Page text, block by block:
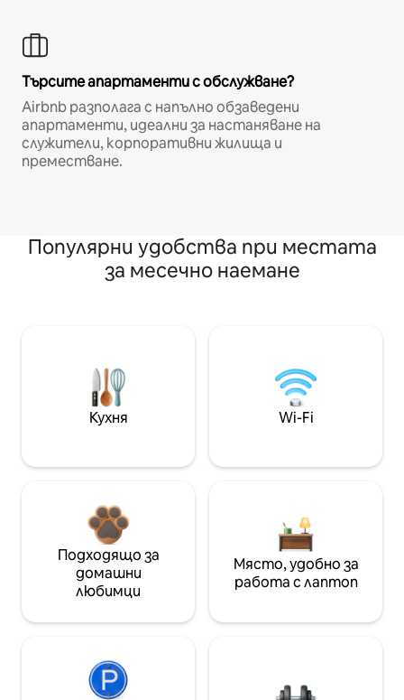
Търсите апартаменти с обслужване?
Airbnb разполага с напълно обзаведени
апартаменти, идеални за настаняване на
служители, корпоративни жилища и
преместване.
Популярни удобства при местата
за месечно наемане
Кухня Wi-Fi
Подходящо за
домашни
любимци
Място, удобно за
работа с лаптоп